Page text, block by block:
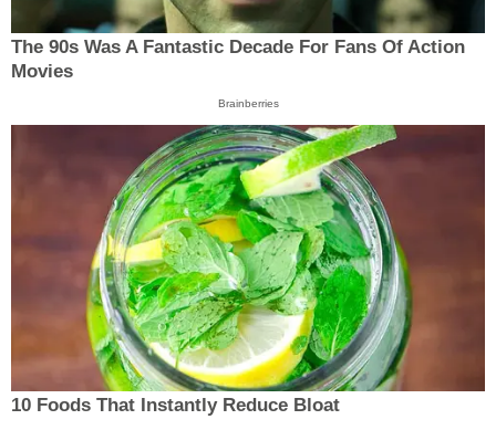
The 90s Was A Fantastic Decade For Fans Of Action
Movies
Brainberries
10 Foods That Instantly Reduce Bloat